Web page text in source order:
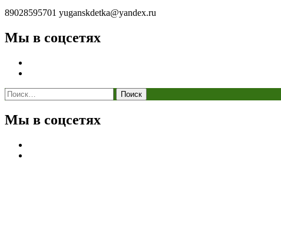
89028595701 yuganskdetka@yandex.ru
Мы в соцсетях
Найти:
Мы в соцсетях